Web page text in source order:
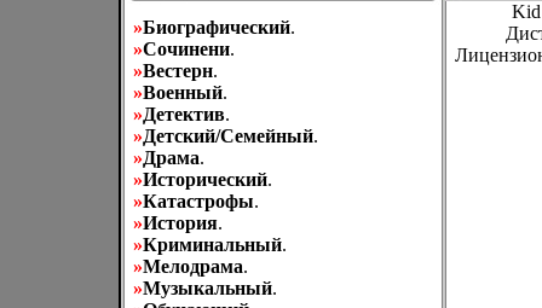
»Биографический.
»Cочинени.
»Вестерн.
»Военный.
»Детектив.
»Детский/Семейный.
»Драма.
»Исторический.
»Катастрофы.
»История.
»Криминальный.
»Мелодрама.
»Музыкальный.
Kid